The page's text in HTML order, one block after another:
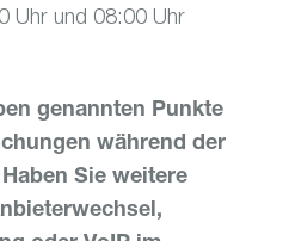
Uhr und 08:00 Uhr
genannten Punkte
während der
Sie weitere